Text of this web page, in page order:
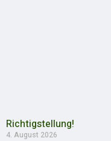
Richtigstellung!
4. August 2026